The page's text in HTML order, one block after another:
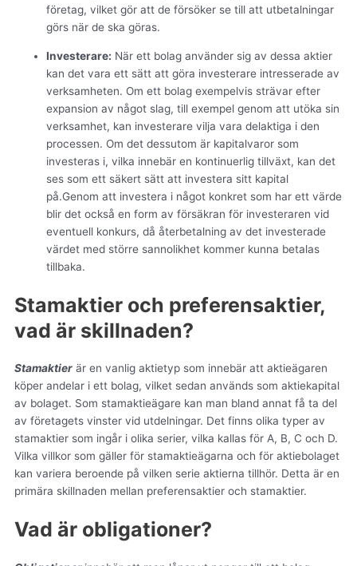
företag, vilket gör att de försöker se till att utbetalningar
görs när de ska göras.
Investerare: När ett bolag använder sig av dessa aktier
kan det vara ett sätt att göra investerare intresserade av
verksamheten. Om ett bolag exempelvis strävar efter
expansion av något slag, till exempel genom att utöka sin
verksamhet, kan investerare vilja vara delaktiga i den
processen. Om det dessutom är kapitalvaror som
investeras i, vilka innebär en kontinuerlig tillväxt, kan det
ses som ett säkert sätt att investera sitt kapital
på.Genom att investera i något konkret som har ett värde
blir det också en form av försäkran för investeraren vid
eventuell konkurs, då återbetalning av det investerade
värdet med större sannolikhet kommer kunna betalas
tillbaka.
Stamaktier och preferensaktier,
vad är skillnaden?
Stamaktier är en vanlig aktietyp som innebär att aktieägaren
köper andelar i ett bolag, vilket sedan används som aktiekapital
av bolaget. Som stamaktieägare kan man bland annat få ta del
av företagets vinster vid utdelningar. Det finns olika typer av
stamaktier som ingår i olika serier, vilka kallas för A, B, C och D.
Vilka villkor som gäller för stamaktieägarna och för aktiebolaget
kan variera beroende på vilken serie aktierna tillhör. Detta är en
primära skillnaden mellan preferensaktier och stamaktier.
Vad är obligationer?